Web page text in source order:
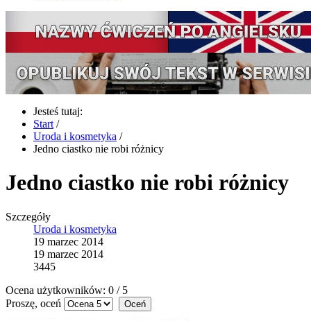
Jesteś tutaj:
Start /
Uroda i kosmetyka /
Jedno ciastko nie robi różnicy
Jedno ciastko nie robi różnicy
Szczegóły
Uroda i kosmetyka
19 marzec 2014
19 marzec 2014
3445
Ocena użytkowników: 0 / 5
Proszę, oceń